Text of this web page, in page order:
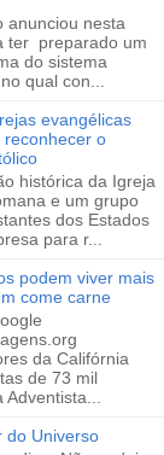
anunciou nesta
ter preparado um
do sistema
qual con...
evangélicas
reconhecer o
histórica da Igreja
e um grupo
dos Estados
para r...
podem viver mais
come carne
da Califórnia
de 73 mil
do Universo